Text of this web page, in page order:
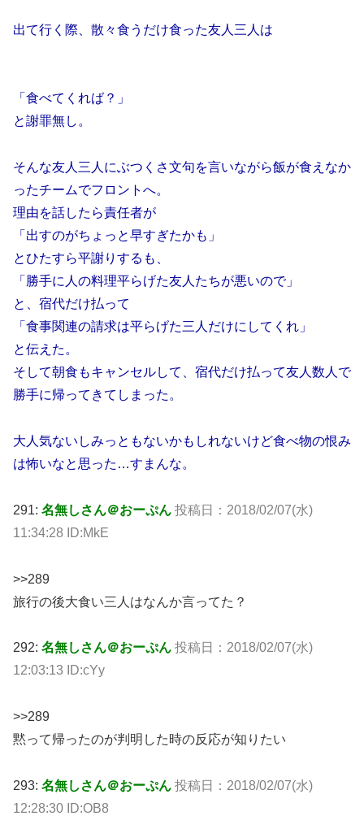
出て行く際、散々食うだけ食った友人三人は
「食べてくれば？」
と謝罪無し。
そんな友人三人にぶつくさ文句を言いながら飯が食えなか
ったチームでフロントへ。
理由を話したら責任者が
「出すのがちょっと早すぎたかも」
とひたすら平謝りするも、
「勝手に人の料理平らげた友人たちが悪いので」
と、宿代だけ払って
「食事関連の請求は平らげた三人だけにしてくれ」
と伝えた。
そして朝食もキャンセルして、宿代だけ払って友人数人で
勝手に帰ってきてしまった。
大人気ないしみっともないかもしれないけど食べ物の恨み
は怖いなと思った…すまんな。
291: 名無しさん＠おーぷん 投稿日： 2018/02/07(水)
11:34:28 ID:MkE
>>289
旅行の後大食い三人はなんか言ってた？
292: 名無しさん＠おーぷん 投稿日： 2018/02/07(水)
12:03:13 ID:cYy
>>289
黙って帰ったのが判明した時の反応が知りたい
293: 名無しさん＠おーぷん 投稿日： 2018/02/07(水)
12:28:30 ID:OB8